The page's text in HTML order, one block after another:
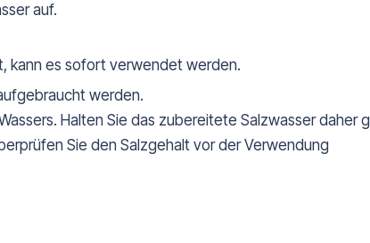
auf.
kann es sofort verwendet werden.
werden.
Halten Sie das zubereitete Salzwasser daher
Sie den Salzgehalt vor der Verwendung